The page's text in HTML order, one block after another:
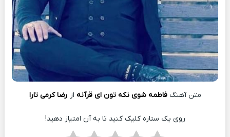
متن آهنگفاطمه شوی نکه تون ای قرآنه از رضا کرمی تارا
روی یک ستاره کلیک کنید تا به آن امتیاز دهید!